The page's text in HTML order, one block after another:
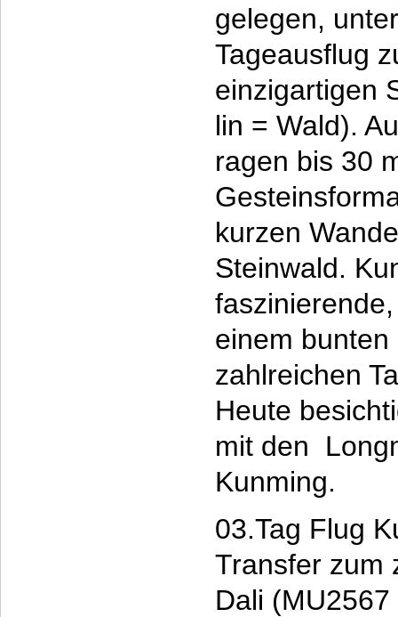
gelegen,
Tageausflug
einzigartigen
lin = Wald).
ragen bis 30
kurzen
Steinwald.
einem
zahlreichen
Heute
mit den
Kunming.
03.Tag Flug
Transfer zum
Dali